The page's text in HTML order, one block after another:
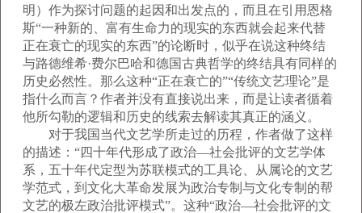
明）作为探讨问题的起因和出发点的，而且在引用恩格
斯“一种新的、富有生命力的现实的东西就会起来代替
正在衰亡的现实的东西”的论断时，似乎在说这种终结
与路德维希·费尔巴哈和德国古典哲学的终结具有同样的
历史必然性。那么这种“正在衰亡的”“传统文艺理论”是
指什么而言？作者并没有直接说出来，而是让读者循着
他所勾勒的逻辑和历史的线索去解读其真正的涵义。
对于我国当代文艺学所走过的历程，作者做了这样
的描述：“四十年代形成了政治—社会批评的文艺学体
系，五十年代定型为苏联模式的工具论、从属论的文艺
学范式，到文化大革命发展为政治专制与文化专制的帮
文艺的极左政治批评模式”。这种“政治—社会批评的文